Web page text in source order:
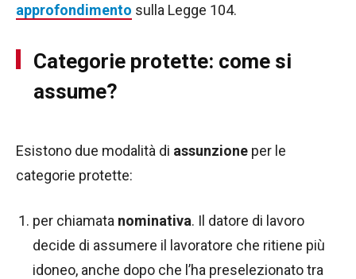
approfondimento sulla Legge 104.
Categorie protette: come si
assume?
Esistono due modalità di assunzione per le
categorie protette:
per chiamata nominativa. Il datore di lavoro
decide di assumere il lavoratore che ritiene più
idoneo, anche dopo che l’ha preselezionato tra